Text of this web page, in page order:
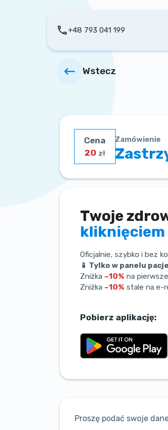
+48 793 041 199
Wstecz
Cena
20 zł
Zamówienie
Twoje
kliknięciem
Oficjalnie, szybko i bez
📱 Tylko w panelu
Zniżka –10% na
Zniżka –10% stale na e-
Pobierz aplikację:
Proszę podać swoje